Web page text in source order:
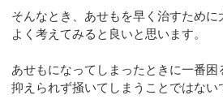
そんなとき、あせもを早く治すため
よく考えてみると良いと思います。
あせもになってしまったときに一番困
抑えられず掻いてしまうことではない